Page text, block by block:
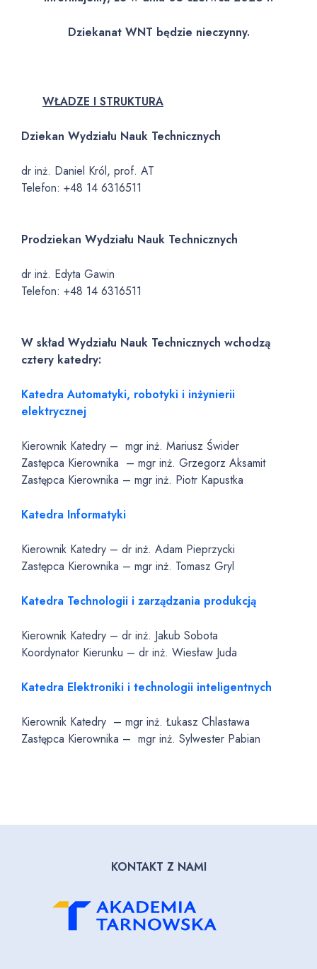
Dziekanat WNT będzie nieczynny.
WŁADZE I STRUKTURA
Dziekan Wydziału Nauk Technicznych
dr inż. Daniel Król, prof. AT
Telefon: +48 14 6316511
Prodziekan Wydziału Nauk Technicznych
dr inż. Edyta Gawin
Telefon: +48 14 6316511
W skład Wydziału Nauk Technicznych wchodzą
cztery katedry:
Katedra Automatyki, robotyki i inżynierii
elektrycznej
Kierownik Katedry – mgr inż. Mariusz Świder
Zastępca Kierownika – mgr inż. Grzegorz Aksamit
Zastępca Kierownika – mgr inż. Piotr Kapustka
Katedra Informatyki
Kierownik Katedry – dr inż. Adam Pieprzycki
Zastępca Kierownika – mgr inż. Tomasz Gryl
Katedra Technologii i zarządzania produkcją
Kierownik Katedry – dr inż. Jakub Sobota
Koordynator Kierunku – dr inż. Wiesław Juda
Katedra Elektroniki i technologii inteligentnych
Kierownik Katedry – mgr inż. Łukasz Chlastawa
Zastępca Kierownika – mgr inż. Sylwester Pabian
KONTAKT Z NAMI